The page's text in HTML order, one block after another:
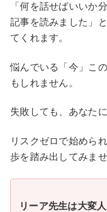
「何を話せばいいか
記事を読みました」
てくれます。
悩んでいる「今」こ
もしれません。
失敗しても、あなた
リスクゼロで始めら
歩を踏み出してみま
リーア先生は大変